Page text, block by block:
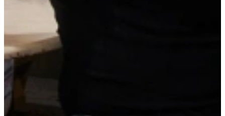
Afspraak maken
Voordelen van Keukenwarenhuis.nl
1000 keukens binnen 7 dagen leverbaar
12 maanden reserveren mogelijk